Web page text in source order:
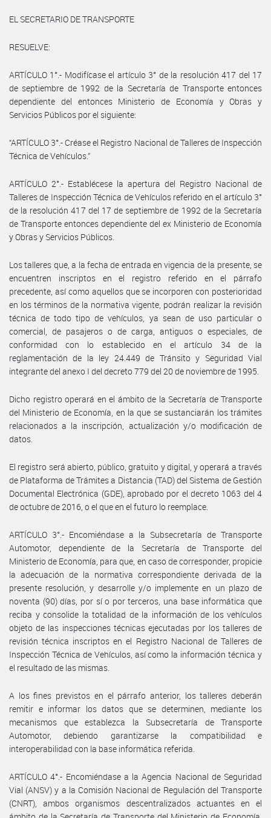
EL SECRETARIO DE TRANSPORTE
RESUELVE:
ARTÍCULO 1°.- Modifícase el artículo 3° de la resolución 417 del 17
de septiembre de 1992 de la Secretaría de Transporte entonces
dependiente del entonces Ministerio de Economía y Obras y
Servicios Públicos por el siguiente:
“ARTÍCULO 3°.- Créase el Registro Nacional de Talleres de Inspección
Técnica de Vehículos.”
ARTÍCULO 2°.- Establécese la apertura del Registro Nacional de
Talleres de Inspección Técnica de Vehículos referido en el artículo 3°
de la resolución 417 del 17 de septiembre de 1992 de la Secretaría
de Transporte entonces dependiente del ex Ministerio de Economía
y Obras y Servicios Públicos.
Los talleres que, a la fecha de entrada en vigencia de la presente, se
encuentren inscriptos en el registro referido en el párrafo
precedente, así como aquellos que se incorporen con posterioridad
en los términos de la normativa vigente, podrán realizar la revisión
técnica de todo tipo de vehículos, ya sean de uso particular o
comercial, de pasajeros o de carga, antiguos o especiales, de
conformidad con lo establecido en el artículo 34 de la
reglamentación de la ley 24.449 de Tránsito y Seguridad Vial
integrante del anexo I del decreto 779 del 20 de noviembre de 1995.
Dicho registro operará en el ámbito de la Secretaría de Transporte
del Ministerio de Economía, en la que se sustanciarán los trámites
relacionados a la inscripción, actualización y/o modificación de
datos.
El registro será abierto, público, gratuito y digital, y operará a través
de Plataforma de Trámites a Distancia (TAD) del Sistema de Gestión
Documental Electrónica (GDE), aprobado por el decreto 1063 del 4
de octubre de 2016, o el que en el futuro lo reemplace.
ARTÍCULO 3°.- Encomiéndase a la Subsecretaría de Transporte
Automotor, dependiente de la Secretaría de Transporte del
Ministerio de Economía, para que, en caso de corresponder, propicie
la adecuación de la normativa correspondiente derivada de la
presente resolución, y desarrolle y/o implemente en un plazo de
noventa (90) días, por sí o por terceros, una base informática que
reciba y consolide la totalidad de la información de los vehículos
objeto de las inspecciones técnicas ejecutadas por los talleres de
revisión técnica inscriptos en el Registro Nacional de Talleres de
Inspección Técnica de Vehículos, así como la información técnica y
el resultado de las mismas.
A los fines previstos en el párrafo anterior, los talleres deberán
remitir e informar los datos que se determinen, mediante los
mecanismos que establezca la Subsecretaría de Transporte
Automotor, debiendo garantizarse la compatibilidad e
interoperabilidad con la base informática referida.
ARTÍCULO 4°.- Encomiéndase a la Agencia Nacional de Seguridad
Vial (ANSV) y a la Comisión Nacional de Regulación del Transporte
(CNRT), ambos organismos descentralizados actuantes en el